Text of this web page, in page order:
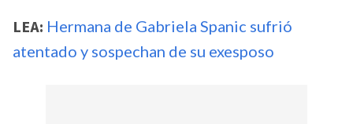
LEA: Hermana de Gabriela Spanic sufrió
atentado y sospechan de su exesposo